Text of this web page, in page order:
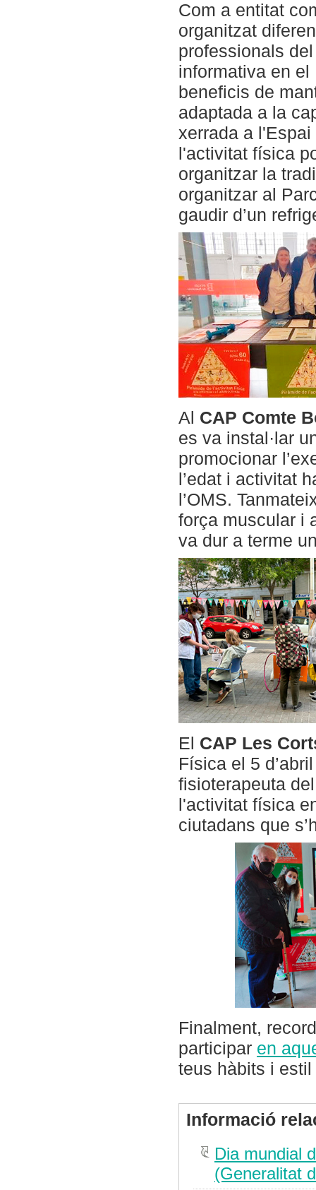
Com a entitat
organitzat
professionals
informativa en
beneficis de
adaptada a la
xerrada a
l'activitat física
organitzar la
organitzar al
gaudir d’un
Al CAP Comte
es va instal·lar
promocionar
l’edat i activitat
l’OMS.
força muscular i
va dur a terme
El CAP Les
Física el 5
fisioterapeuta
l'activitat física
ciutadans que
Finalment,
participar en
teus hàbits i
Informació
Dia mundial
(Generalitat